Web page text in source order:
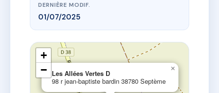
DERNIÈRE MODIF.
01/07/2025
Les Allées Vertes D
98 r jean-baptiste bardin 38780 Septème
×
+
−